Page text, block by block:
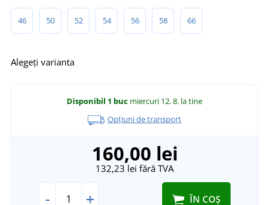
46 50 52 54 56 58 66
Alegeți varianta
Disponibil 1 buc miercuri 12. 8. la tine
Opțiuni de transport
160,00 lei
132,23 lei fără TVA
- + ÎN COȘ